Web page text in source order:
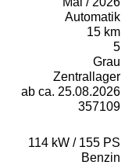
Automatik
15 km
5
Grau
Zentrallager
ab ca. 25.08.2026
357109
114 kW / 155 PS
Benzin